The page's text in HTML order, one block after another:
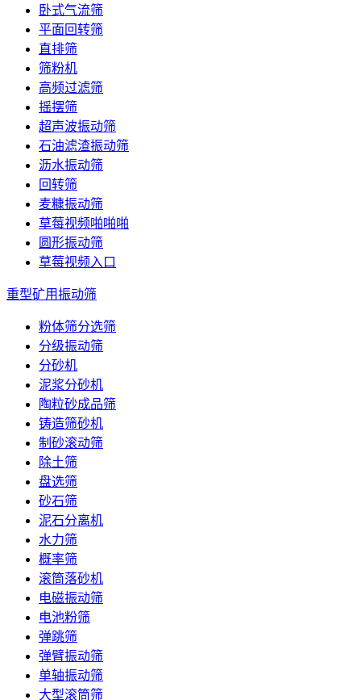
卧式气流筛
平面回转筛
直排筛
筛粉机
高频过滤筛
摇摆筛
超声波振动筛
石油滤渣振动筛
沥水振动筛
回转筛
麦糠振动筛
草莓视频啪啪啪
圆形振动筛
草莓视频入口
重型矿用振动筛
粉体筛分选筛
分级振动筛
分砂机
泥浆分砂机
陶粒砂成品筛
铸造筛砂机
制砂滚动筛
除土筛
盘选筛
砂石筛
泥石分离机
水力筛
概率筛
滚筒落砂机
电磁振动筛
电池粉筛
弹跳筛
弹臂振动筛
单轴振动筛
大型滚筒筛